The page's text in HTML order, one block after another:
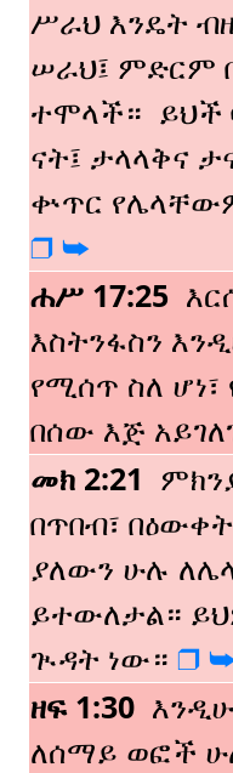
ሥራህ እንዴት
ሠራህ፤ ምድርም
ተሞላች። ይህች
ናት፤ ታላላቅና
ቍጥር
❒️ ➥️
ሐሥ 17:25
እስትንፋስን
የሚሰጥ ስለ
በሰው እጅ
መክ 2:21
በጥበብ፣
ያለውን ሁሉ
ይተውለታል።
ጒዳት ነው። ❒️
ዘፍ 1:30
ለሰማይ ወፎች